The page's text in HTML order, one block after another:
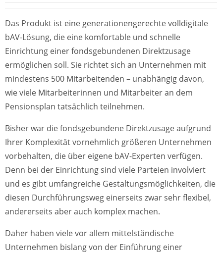
Das Produkt ist eine generationengerechte volldigitale
bAV-Lösung, die eine komfortable und schnelle
Einrichtung einer fondsgebundenen Direktzusage
ermöglichen soll. Sie richtet sich an Unternehmen mit
mindestens 500 Mitarbeitenden – unabhängig davon,
wie viele Mitarbeiterinnen und Mitarbeiter an dem
Pensionsplan tatsächlich teilnehmen.
Bisher war die fondsgebundene Direktzusage aufgrund
Ihrer Komplexität vornehmlich größeren Unternehmen
vorbehalten, die über eigene bAV-Experten verfügen.
Denn bei der Einrichtung sind viele Parteien involviert
und es gibt umfangreiche Gestaltungsmöglichkeiten, die
diesen Durchführungsweg einerseits zwar sehr flexibel,
andererseits aber auch komplex machen.
Daher haben viele vor allem mittelständische
Unternehmen bislang von der Einführung einer